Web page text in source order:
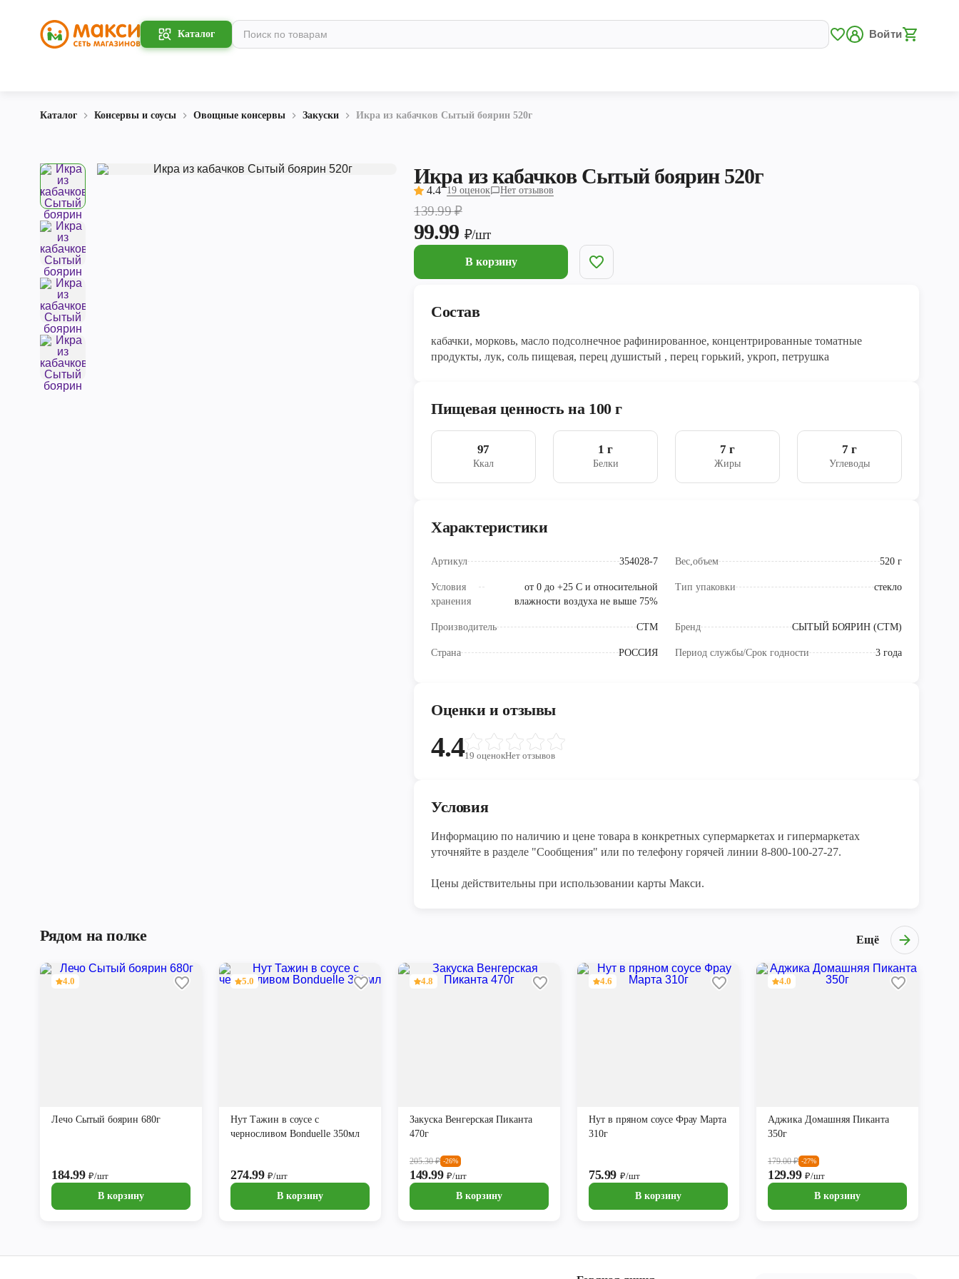
Каталог Войти
Каталог Консервы и соусы Овощные консервы Закуски Икра из кабачков Сытый боярин 520г
Икра из кабачков Сытый боярин 520г
4.4 19 оценок Нет отзывов
139.99₽
99.99 ₽/шт
В корзину
Состав
кабачки, морковь, масло подсолнечное рафинированное, концентрированные томатные
продукты, лук, соль пищевая, перец душистый , перец горький, укроп, петрушка
Пищевая ценность на 100 г
97
Ккал
1 г
Белки
7 г
Жиры
7 г
Углеводы
Характеристики
Артикул 354028-7 Вес,объем 520 г
Условия
хранения
от 0 до +25 C и относительной
влажности воздуха не выше 75%
Тип упаковки стекло
Производитель СТМ Бренд СЫТЫЙ БОЯРИН (СТМ)
Страна РОССИЯ Период службы/Срок годности 3 года
Оценки и отзывы
4.419 оценокНет отзывов
Условия
Информацию по наличию и цене товара в конкретных супермаркетах и гипермаркетах
уточняйте в разделе "Сообщения" или по телефону горячей линии 8-800-100-27-27.
Цены действительны при использовании карты Макси.
Рядом на полке Ещё
4.0
Лечо Сытый боярин 680г
184.99₽/шт
В корзину
5.0
Нут Тажин в соусе с
черносливом Bonduelle 350мл
274.99₽/шт
В корзину
4.8
Закуска Венгерская Пиканта
470г
205.30₽ -26%
149.99₽/шт
В корзину
4.6
Нут в пряном соусе Фрау Марта
310г
75.99 ₽/шт
В корзину
4.0
Аджика Домашняя Пиканта
350г
179.00₽ -27%
129.99₽/шт
В корзину